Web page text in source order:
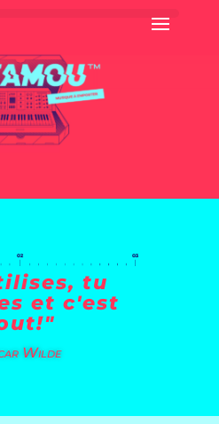
tu
et c'est
Wilde